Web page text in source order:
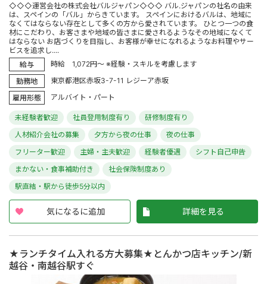
◇◇◇運営会社の株式会社バルジャパン◇◇◇ バル.ジャパンの社名の由来
は、スペインの「バル」からきています。 スペインにおけるバルは、地域に
なくてはならない存在として多くの方から愛されています。 ひとつ一つの食
材にこだわり、お客さまや地域の皆さまに愛されるようなその地域になくて
はならない お店づくりを目指し、お客様が幸せになれるようなお料理やサー
ビスを追求し....
給与
時給 1,072円～ ※経験・スキルを考慮します
勤務地
東京都港区赤坂3-7-11 レジーア赤坂
雇用形態
アルバイト・パート
未経験者歓迎 社員登用制度有り
研修制度有り
人材紹介会社の募集
夕方から夜の仕事
夜の仕事
フリーター歓迎
主婦・主夫歓迎 経験者優遇
シフト自己申告
まかない・食事補助付き
社会保険制度あり
駅直結・駅から徒歩5分以内
気になるに追加 詳細を見る
★ランチタイム入れる方大募集★とんかつ店キッチン/新
越谷・南越谷駅すぐ